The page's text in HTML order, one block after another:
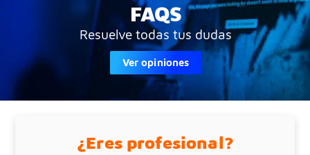
FAQS
Resuelve todas tus dudas
Ver opiniones
¿Eres profesional?